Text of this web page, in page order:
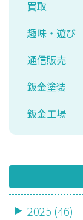
買取
趣味・遊び
通信販売
鈑金塗装
鈑金工場
2025 (46)